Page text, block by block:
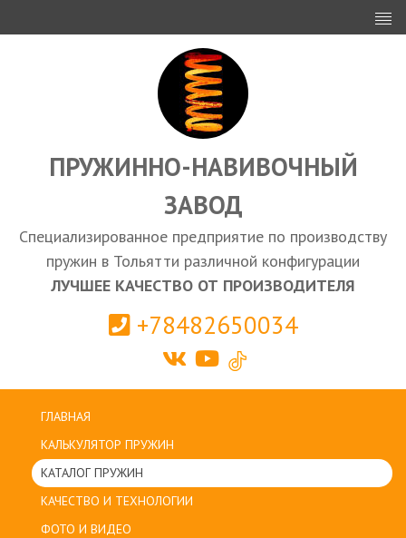
ИНВЕСТОРАМ
ПРОЕКТИРОВАНИЕ
ЭКСПОРТ
ЗАКУПКИ
КАЛЬКУЛЯТОР ПРУЖИН
Тольятти
ПРУЖИННО-НАВИВОЧНЫЙ
ЗАВОД
Специализированное предприятие по производству
пружин в Тольятти различной конфигурации
ЛУЧШЕЕ КАЧЕСТВО ОТ ПРОИЗВОДИТЕЛЯ
+78482650034
ГЛАВНАЯ
КАЛЬКУЛЯТОР ПРУЖИН
КАТАЛОГ ПРУЖИН
КАЧЕСТВО И ТЕХНОЛОГИИ
ФОТО И ВИДЕО